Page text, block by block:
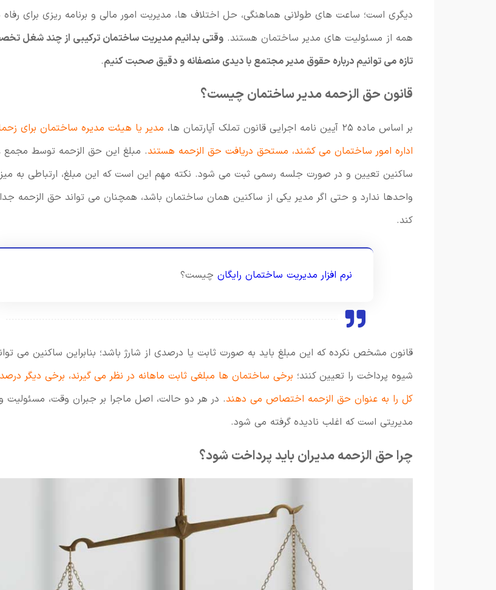
دیگری است؛ ساعت های طولانی هماهنگی، حل اختلاف ها، مدیریت امور مالی و برنامه ریزی برای رفاه
همه از مسئولیت های مدیر ساختمان هستند. وقتی بدانیم مدیریت ساختمان ترکیبی از چند شغل
تازه می توانیم درباره حقوق مدیر مجتمع با دیدی منصفانه و دقیق صحبت کنیم.
قانون حق الزحمه مدیر ساختمان چیست؟
بر اساس ماده ۲۵ آیین نامه اجرایی قانون تملک آپارتمان ها،
مدیر یا هیئت مدیره ساختمان برای
اداره امور ساختمان می کشند، مستحق دریافت حق الزحمه هستند. مبلغ این حق الزحمه توسط
ساکنین تعیین و در صورت جلسه رسمی ثبت می شود. نکته مهم این است که این مبلغ، ارتباطی به
واحدها ندارد و حتی اگر مدیر یکی از ساکنین همان ساختمان باشد، همچنان می تواند حق الزحمه
کند.
نرم افزار مدیریت ساختمان رایگان چیست؟
قانون مشخص نکرده که این مبلغ باید به صورت ثابت یا درصدی از شارژ باشد؛ بنابراین ساکنین می
شیوه پرداخت را تعیین کنند؛ برخی ساختمان ها مبلغی ثابت ماهانه در نظر می گیرند، برخی دیگر
کل را به عنوان حق الزحمه اختصاص می دهند. در هر دو حالت، اصل ماجرا بر جبران وقت، مسئولیت
مدیریتی است که اغلب نادیده گرفته می شود.
چرا حق الزحمه مدیران باید پرداخت شود؟